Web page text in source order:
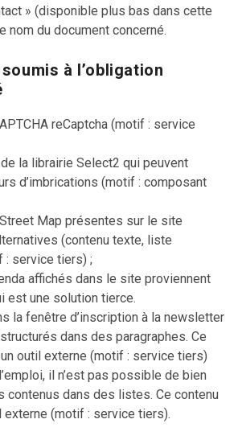
» (disponible plus bas dans cette
nom du document concerné.
à l’obligation
reCaptcha (motif : service
la librairie Select2 qui peuvent
d’imbrications (motif : composant
Map présentes sur le site
(contenu texte, liste
: service tiers) ;
affichés dans le site proviennent
est une solution tierce.
la fenêtre d’inscription à la newsletter
dans des paragraphes. Ce
outil externe (motif : service tiers)
il n’est pas possible de bien
contenus dans des listes. Ce contenu
externe (motif : service tiers).